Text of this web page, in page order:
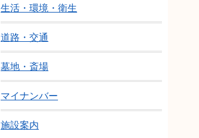
生活・環境・衛生
道路・交通
墓地・斎場
マイナンバー
施設案内